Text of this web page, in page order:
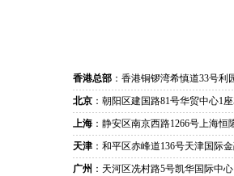
香港总部 ：香港铜锣湾希慎道33号利
北京 ：朝阳区建国路81号华贸中心1
上海 ：静安区南京西路1266号上海恒
天津 ：和平区赤峰道136号天津国际
广州 ：天河区冼村路5号凯华国际中